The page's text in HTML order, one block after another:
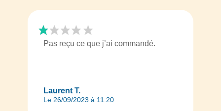
Laurent T.
Le 26/09/2023 à 11:20
Pas reçu ce que j’ai commandé.